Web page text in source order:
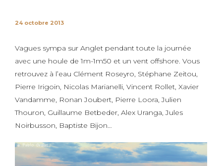
24 octobre 2013
Vagues sympa sur Anglet pendant toute la journée
avec une houle de 1m-1m50 et un vent offshore. Vous
retrouvez à l’eau Clément Roseyro, Stéphane Zeitou,
Pierre Irigoin, Nicolas Marianelli, Vincent Rollet, Xavier
Vandamme, Ronan Joubert, Pierre Loora, Julien
Thouron, Guillaume Betbeder, Alex Uranga, Jules
Noirbusson, Baptiste Bijon…